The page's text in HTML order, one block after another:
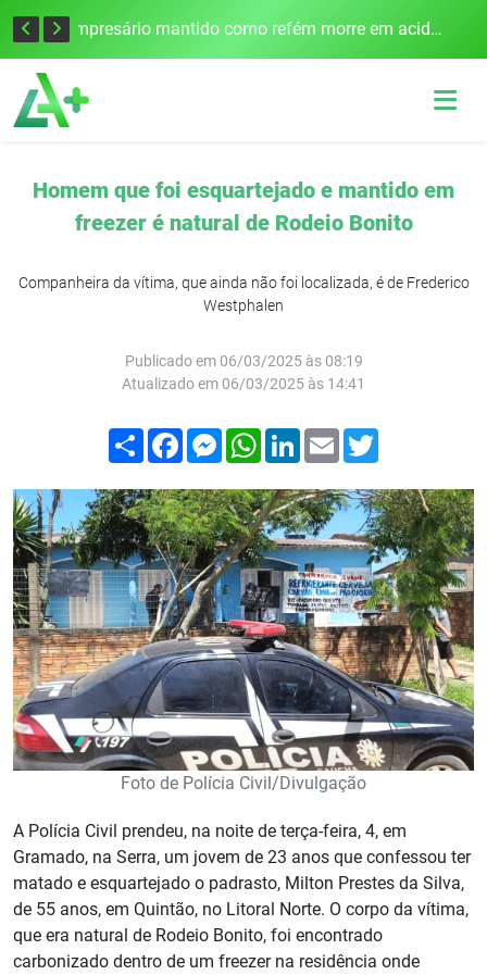
Edital para construção de ponte entre Itapiranga e Barra do Guarita deve ser lançado no segundo semestre Empresário mantido como refém morre em acidente após assalto em Cerro Largo
Homem que foi esquartejado e mantido em
freezer é natural de Rodeio Bonito
Companheira da vítima, que ainda não foi localizada, é de Frederico
Westphalen
Publicado em 06/03/2025 às 08:19
Atualizado em 06/03/2025 às 14:41
Compartilhar
FacebookMessenger
WhatsApp
LinkedIn
Email
Foto de Polícia Civil/Divulgação
A Polícia Civil prendeu, na noite de terça-feira, 4, em
Gramado, na Serra, um jovem de 23 anos que confessou ter
matado e esquartejado o padrasto, Milton Prestes da Silva,
de 55 anos, em Quintão, no Litoral Norte. O corpo da vítima,
que era natural de Rodeio Bonito, foi encontrado
carbonizado dentro de um freezer na residência onde